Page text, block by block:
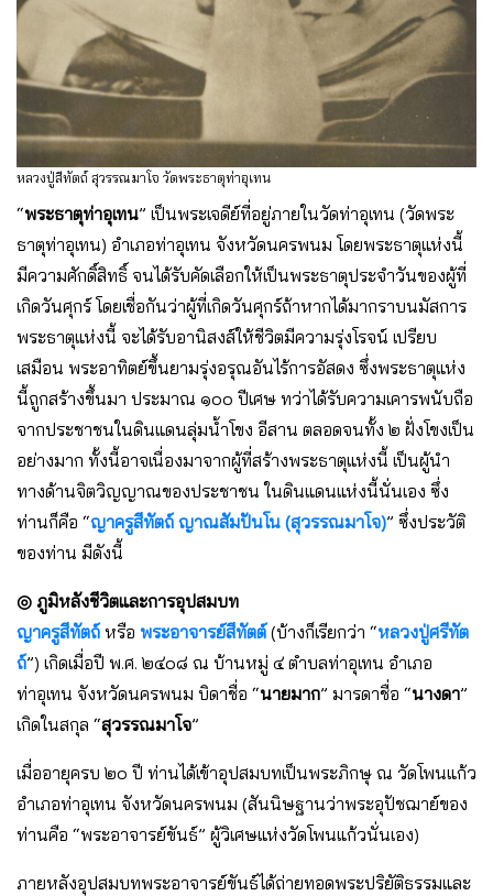
หลวงปู่สีทัตถ์ สุวรรณมาโจ วัดพระธาตุท่าอุเทน
“พระธาตุท่าอุเทน” เป็นพระเจดีย์ที่อยู่ภายในวัดท่าอุเทน (วัดพระ
ธาตุท่าอุเทน) อําเภอท่าอุเทน จังหวัดนครพนม โดยพระธาตุแห่งนี้
มีความศักดิ์สิทธิ์ จนได้รับคัดเลือกให้เป็นพระธาตุประจําวันของผู้ที่
เกิดวันศุกร์ โดยเชื่อกันว่าผู้ที่เกิดวันศุกร์ถ้าหากได้มากราบนมัสการ
พระธาตุแห่งนี้ จะได้รับอานิสงส์ให้ชีวิตมีความรุ่งโรจน์ เปรียบ
เสมือน พระอาทิตย์ขึ้นยามรุ่งอรุณอันไร้การอัสดง ซึ่งพระธาตุแห่ง
นี้ถูกสร้างขึ้นมา ประมาณ ๑๐๐ ปีเศษ ทว่าได้รับความเคารพนับถือ
จากประชาชนในดินแดนลุ่มน้ำโขง อีสาน ตลอดจนทั้ง ๒ ฝั่งโขงเป็น
อย่างมาก ทั้งนี้อาจเนื่องมาจากผู้ที่สร้างพระธาตุแห่งนี้ เป็นผู้นํา
ทางด้านจิตวิญญาณของประชาชน ในดินแดนแห่งนี้นั่นเอง ซึ่ง
ท่านก็คือ “ญาครูสีทัตถ์ ญาณสัมปันโน (สุวรรณมาโจ)” ซึ่งประวัติ
ของท่าน มีดังนี้
◎ ภูมิหลังชีวิตและการอุปสมบท
ญาครูสีทัตถ์ หรือ พระอาจารย์สีทัตต์(บ้างก็เรียกว่า “หลวงปู่ศรีทัต
ถ์”) เกิดเมื่อปี พ.ศ. ๒๔๐๘ ณ บ้านหมู่ ๔ ตําบลท่าอุเทน อําเภอ
ท่าอุเทน จังหวัดนครพนม บิดาชื่อ “นายมาก” มารดาชื่อ “นางดา”
เกิดในสกุล “สุวรรณมาโจ”
เมื่ออายุครบ ๒๐ ปี ท่านได้เข้าอุปสมบทเป็นพระภิกษุ ณ วัดโพนแก้ว
อําเภอท่าอุเทน จังหวัดนครพนม (สันนิษฐานว่าพระอุปัชฌาย์ของ
ท่านคือ “พระอาจารย์ขันธ์” ผู้วิเศษแห่งวัดโพนแก้วนั่นเอง)
ภายหลังอุปสมบทพระอาจารย์ขันธ์ได้ถ่ายทอดพระปริยัติธรรมและ